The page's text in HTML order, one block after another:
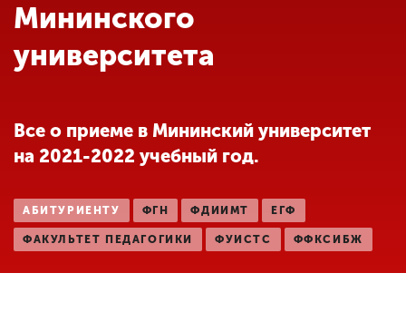
Обучение
Международная
Другие виды
Мининского
университета
Все о приеме в Мининский университет
на 2021-2022 учебный год.
АБИТУРИЕНТУ ФГН ФДИИМТ ЕГФ
ФАКУЛЬТЕТ ПЕДАГОГИКИ ФУИСТС ФФКСИБЖ